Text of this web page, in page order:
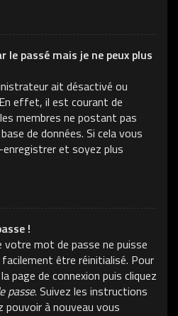
le passé mais je ne peux plus
ait désactivé ou
effet, il est courant de
membres ne postant pas
de données. Si cela vous
et soyez plus
!
votre mot de passe ne puisse
être réinitialisé. Pour
page de connexion puis cliquez
passe. Suivez les instructions
pouvoir à nouveau vous